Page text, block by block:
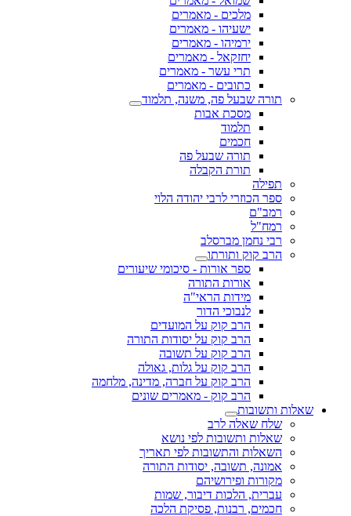
מלכים - מאמרים
ישעיהו - מאמרים
ירמיהו - מאמרים
יחזקאל - מאמרים
תרי עשר - מאמרים
כתובים - מאמרים
תורה שבעל פה, משנה, תלמוד
מסכת אבות
תלמוד
חכמים
תורה שבעל פה
תורת הקבלה
תפילה
ספר הכוזרי לרבי יהודה הלוי
רמב"ם
רמח"ל
רבי נחמן מברסלב
הרב קוק ותורתו
ספר אורות - סיכומי שיעורים
אורות התורה
מידות הראי"ה
לנבוכי הדור
הרב קוק על המועדים
הרב קוק על יסודות התורה
הרב קוק על תשובה
הרב קוק על גלות, גאולה
הרב קוק על חברה, מדינה, מלחמה
הרב קוק - מאמרים שונים
שאלות ותשובות
שלח שאלה לרב
שאלות ותשובות לפי נושא
השאלות והתשובות לפי תאריך
אמונה, תשובה, יסודות התורה
מקורות ופירושיהם
עברית, הלכות דיבור, שמות
חכמים, רבנות, פסיקת הלכה